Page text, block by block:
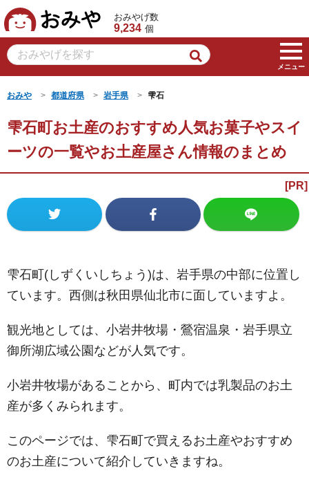
おみや
おみやげ数
9,234 個
メニュー
おみや 都道府県 岩手県 雫石
雫石町お土産のおすすめ人気お菓子やスイ
ーツの一覧やお土産屋さん情報のまとめ
雫石町(しずくいしちょう)は、岩手県の中部に位置し
ています。西側は秋田県仙北市に面していますよ。
観光地としては、小岩井牧場・鶯宿温泉・岩手県立
御所湖広域公園などが人気です。
小岩井牧場があることから、町内では乳製品のお土
産が多くみられます。
このページでは、雫石町で買えるお土産やおすすめ
のお土産について紹介していきますね。